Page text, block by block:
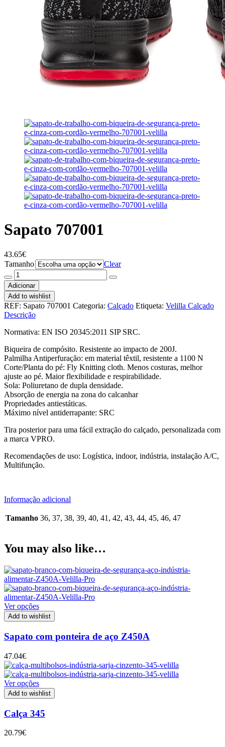
Sapato 707001
43.65€
Tamanho
Clear
Quantidade
de
Sapato
707001
Adicionar
Add to wishlist
REF: Sapato 707001 Categoria: Calçado Etiqueta: Velilla Calçado
Descrição
Normativa: EN ISO 20345:2011 SIP SRC.
Biqueira de compósito. Resistente ao impacto de 200J.
Palmilha Antiperfuração: em material têxtil, resistente a 1100 N
Corte/Planta do pé: Fly Knitting cloth. Menos costuras, melhor
ajuste ao pé. Maior flexibilidade e respirabilidade.
Sola: Poliuretano de dupla densidade.
Absorção de energia na zona do calcanhar
Propriedades antiestáticas.
Máximo nível antiderrapante: SRC
Tira posterior para uma fácil extração do calçado, personalizada com
a marca VPRO.
Recomendações de uso: Logística, indoor, indústria, instalação A/C,
Multifunção.
Informação adicional
Tamanho 36, 37, 38, 39, 40, 41, 42, 43, 44, 45, 46, 47
You may also like…
Ver opções
Add to wishlist
Sapato com ponteira de aço Z450A
47.04€
Ver opções
Add to wishlist
Calça 345
20.79€